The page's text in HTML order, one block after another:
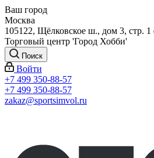
Ваш город
Москва
105122, Щёлковское ш., дом 3, стр. 1
Торговый центр 'Город Хобби'
Поиск
Войти
+7 499 350-88-57
+7 499 350-88-57
zakaz@sportsimvol.ru